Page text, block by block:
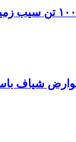
کشف یک هزار و ۱۰۰
شیاف